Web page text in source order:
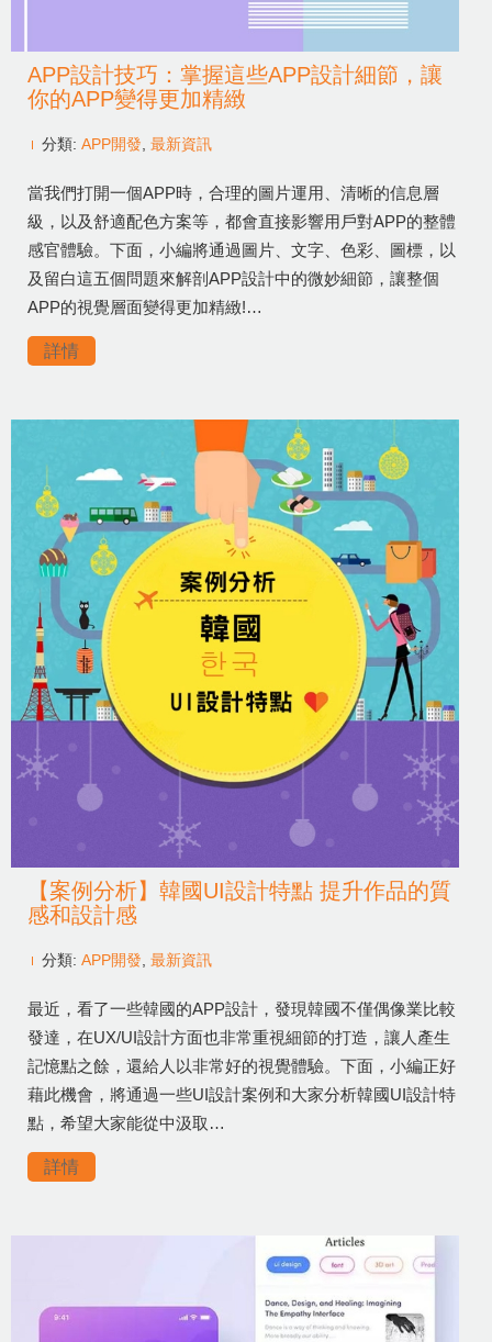
APP設計技巧：掌握這些APP設計細節，讓
你的APP變得更加精緻
分類: APP開發 最新資訊
當我們打開一個APP時，合理的圖片運用、清晰的信息層
級，以及舒適配色方案等，都會直接影響用戶對APP的整體
感官體驗。下面，小編將通過圖片、文字、色彩、圖標，以
及留白這五個問題來解剖APP設計中的微妙細節，讓整個
APP的視覺層面變得更加精緻!…
詳情
【案例分析】韓國UI設計特點 提升作品的質
感和設計感
分類: APP開發 最新資訊
最近，看了一些韓國的APP設計，發現韓國不僅偶像業比較
發達，在UX/UI設計方面也非常重視細節的打造，讓人產生
記憶點之餘，還給人以非常好的視覺體驗。下面，小編正好
藉此機會，將通過一些UI設計案例和大家分析韓國UI設計特
點，希望大家能從中汲取…
詳情